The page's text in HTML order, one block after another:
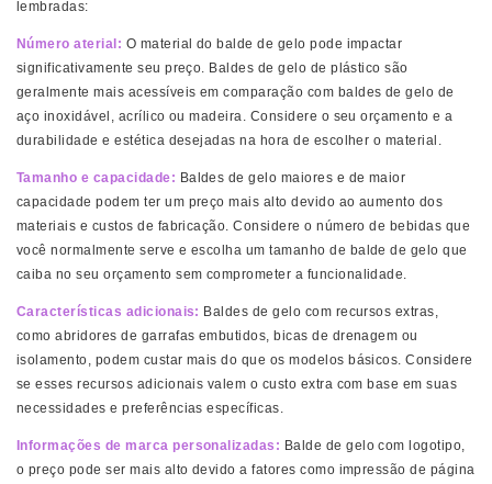
lembradas:
Número aterial: O material do balde de gelo pode impactar
significativamente seu preço. Baldes de gelo de plástico são
geralmente mais acessíveis em comparação com baldes de gelo de
aço inoxidável, acrílico ou madeira. Considere o seu orçamento e a
durabilidade e estética desejadas na hora de escolher o material.
Tamanho e capacidade: Baldes de gelo maiores e de maior
capacidade podem ter um preço mais alto devido ao aumento dos
materiais e custos de fabricação. Considere o número de bebidas que
você normalmente serve e escolha um tamanho de balde de gelo que
caiba no seu orçamento sem comprometer a funcionalidade.
Características adicionais: Baldes de gelo com recursos extras,
como abridores de garrafas embutidos, bicas de drenagem ou
isolamento, podem custar mais do que os modelos básicos. Considere
se esses recursos adicionais valem o custo extra com base em suas
necessidades e preferências específicas.
Informações de marca personalizadas: Balde de gelo com logotipo,
o preço pode ser mais alto devido a fatores como impressão de página